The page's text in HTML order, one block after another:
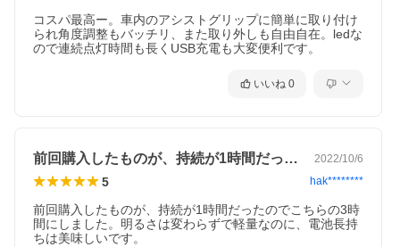
コスパ最高ー。車内のアシストグリップに簡単に取り付け
られ角度調整もバッチリ、また取り外しも自由自在。ledな
ので連続点灯時間も長くUSB充電も大変便利です。
いいね 0
前回購入したものが、持続が1時間だった… 2022/10/6
5 hak********
前回購入したものが、持続が1時間だったのでこちらの3時
間にしました。明るさは変わらずで軽量なのに、電池長持
ちは美味しいです。